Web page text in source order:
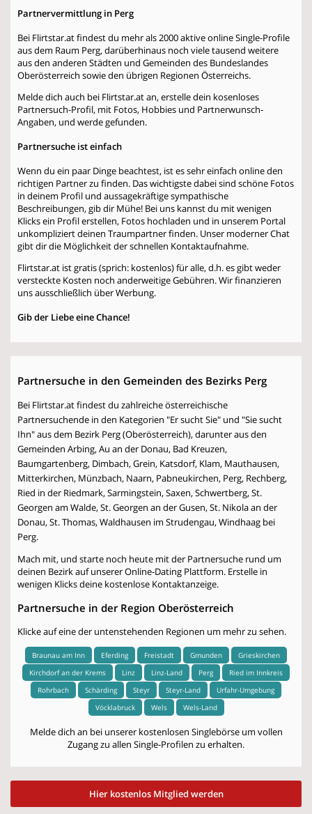
Partnervermittlung in Perg
Bei Flirtstar.at findest du mehr als 2000 aktive online Single-Profile
aus dem Raum Perg, darüberhinaus noch viele tausend weitere
aus den anderen Städten und Gemeinden des Bundeslandes
Oberösterreich sowie den übrigen Regionen Österreichs.
Melde dich auch bei Flirtstar.at an, erstelle dein kosenloses
Partnersuch-Profil, mit Fotos, Hobbies und Partnerwunsch-
Angaben, und werde gefunden.
Partnersuche ist einfach
Wenn du ein paar Dinge beachtest, ist es sehr einfach online den
richtigen Partner zu finden. Das wichtigste dabei sind schöne Fotos
in deinem Profil und aussagekräftige sympathische
Beschreibungen, gib dir Mühe! Bei uns kannst du mit wenigen
Klicks ein Profil erstellen, Fotos hochladen und in unserem Portal
unkompliziert deinen Traumpartner finden. Unser moderner Chat
gibt dir die Möglichkeit der schnellen Kontaktaufnahme.
Flirtstar.at ist gratis (sprich: kostenlos) für alle, d.h. es gibt weder
versteckte Kosten noch anderweitige Gebühren. Wir finanzieren
uns ausschließlich über Werbung.
Gib der Liebe eine Chance!
Partnersuche in den Gemeinden des Bezirks Perg
Bei Flirtstar.at findest du zahlreiche österreichische
Partnersuchende in den Kategorien "Er sucht Sie" und "Sie sucht
Ihn" aus dem Bezirk Perg (Oberösterreich), darunter aus den
Gemeinden Arbing, Au an der Donau, Bad Kreuzen,
Baumgartenberg, Dimbach, Grein, Katsdorf, Klam, Mauthausen,
Mitterkirchen, Münzbach, Naarn, Pabneukirchen, Perg, Rechberg,
Ried in der Riedmark, Sarmingstein, Saxen, Schwertberg, St.
Georgen am Walde, St. Georgen an der Gusen, St. Nikola an der
Donau, St. Thomas, Waldhausen im Strudengau, Windhaag bei
Perg.
Mach mit, und starte noch heute mit der Partnersuche rund um
deinen Bezirk auf unserer Online-Dating Plattform. Erstelle in
wenigen Klicks deine kostenlose Kontaktanzeige.
Partnersuche in der Region Oberösterreich
Klicke auf eine der untenstehenden Regionen um mehr zu sehen.
Braunau am Inn Eferding Freistadt Gmunden
Grieskirchen
Kirchdorf an der Krems
Linz Linz-Land Perg
Ried im Innkreis
Rohrbach
Schärding Steyr Steyr-Land
Urfahr-Umgebung
Vöcklabruck
Wels Wels-Land
Melde dich an bei unserer kostenlosen Singlebörse um vollen
Zugang zu allen Single-Profilen zu erhalten.
Hier kostenlos Mitglied werden